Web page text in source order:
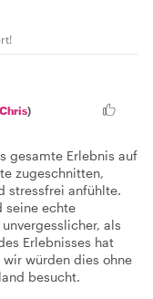
Chris)
gesamte Erlebnis auf
zugeschnitten,
stressfrei anfühlte.
seine echte
als
Erlebnisses hat
wir würden dies ohne
besucht.